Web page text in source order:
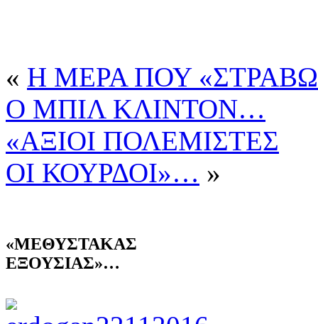
« Η ΜΕΡΑ ΠΟΥ
Ο ΜΠΙΛ ΚΛΙΝΤΟΝ…
«ΑΞΙΟΙ ΠΟΛΕΜΙΣΤΕΣ
ΟΙ ΚΟΥΡΔΟΙ»… »
«ΜΕΘΥΣΤΑΚΑΣ
ΕΞΟΥΣΙΑΣ»…